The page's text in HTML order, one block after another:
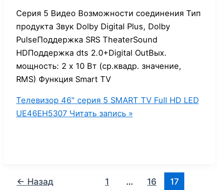
Серия 5 Видео Возможности соединения Тип
продукта Звук Dolby Digital Plus, Dolby
PulseПоддержка SRS TheaterSound
HDПоддержка dts 2.0+Digital OutВых.
мощность: 2 х 10 Вт (ср.квадр. значение,
RMS) Функция Smart TV
Телевизор 46" серия 5 SMART TV Full HD LED
UE46EH5307Читать запись »
← Назад 1 … 16 17